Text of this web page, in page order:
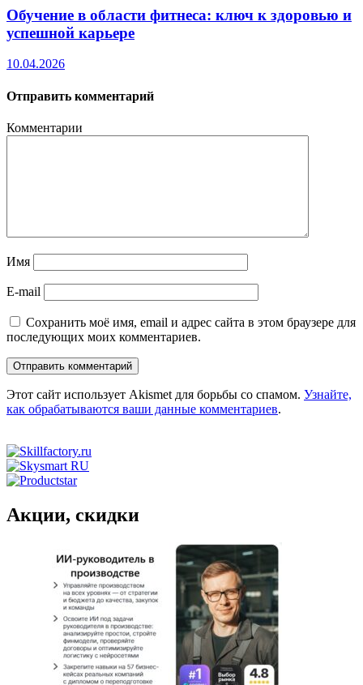
Обучение в области фитнеса: ключ к здоровью и
успешной карьере
10.04.2026
Отправить комментарий
Комментарии
Имя
E-mail
Сохранить моё имя, email и адрес сайта в этом браузере для
последующих моих комментариев.
Этот сайт использует Akismet для борьбы со спамом. Узнайте,
как обрабатываются ваши данные комментариев.
Акции, скидки